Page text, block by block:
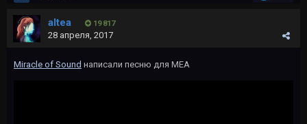
altea 19 817
28 апреля, 2017
Miracle of Sound написали песню для МЕА